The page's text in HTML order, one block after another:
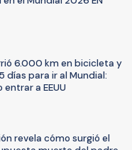
6.000 km en bicicleta y
días para ir al Mundial:
a EEUU
revela cómo surgió el